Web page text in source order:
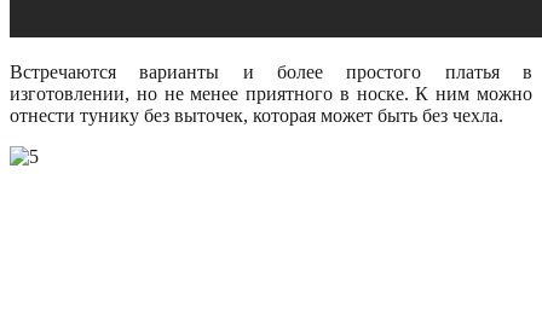
Встречаются варианты и более простого платья в
изготовлении, но не менее приятного в носке. К ним можно
отнести тунику без выточек, которая может быть без чехла.